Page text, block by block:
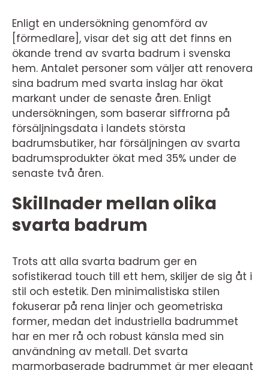
Enligt en undersökning genomförd av
[förmedlare], visar det sig att det finns en
ökande trend av svarta badrum i svenska
hem. Antalet personer som väljer att renovera
sina badrum med svarta inslag har ökat
markant under de senaste åren. Enligt
undersökningen, som baserar siffrorna på
försäljningsdata i landets största
badrumsbutiker, har försäljningen av svarta
badrumsprodukter ökat med 35% under de
senaste två åren.
Skillnader mellan olika
svarta badrum
Trots att alla svarta badrum ger en
sofistikerad touch till ett hem, skiljer de sig åt i
stil och estetik. Den minimalistiska stilen
fokuserar på rena linjer och geometriska
former, medan det industriella badrummet
har en mer rå och robust känsla med sin
användning av metall. Det svarta
marmorbaserade badrummet är mer elegant